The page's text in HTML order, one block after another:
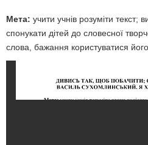
Мета: учити учнів розуміти текст;
спонукати дітей до словесної
слова, бажання користуватися